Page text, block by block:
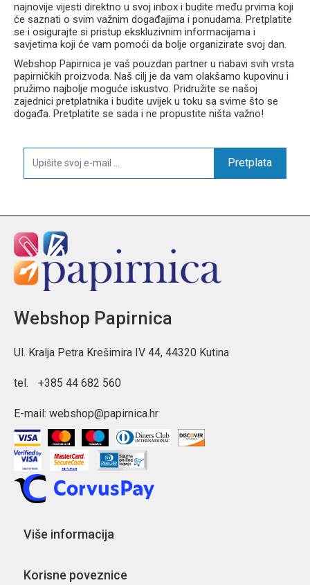
najnovije vijesti direktno u svoj inbox i budite među prvima koji
će saznati o svim važnim događajima i ponudama. Pretplatite
se i osigurajte si pristup ekskluzivnim informacijama i
savjetima koji će vam pomoći da bolje organizirate svoj dan.
Webshop Papirnica je vaš pouzdan partner u nabavi svih vrsta
papirničkih proizvoda. Naš cilj je da vam olakšamo kupovinu i
pružimo najbolje moguće iskustvo. Pridružite se našoj
zajednici pretplatnika i budite uvijek u toku sa svime što se
događa. Pretplatite se sada i ne propustite ništa važno!
Pretplata
Webshop Papirnica
Ul. Kralja Petra Krešimira IV 44, 44320 Kutina
tel. +385 44 682 560
E-mail: webshop@papirnica.hr
Više informacija
Korisne poveznice